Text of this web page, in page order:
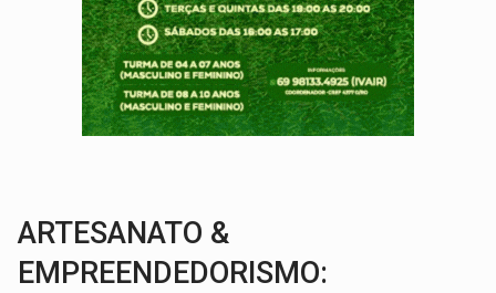
LUDOPATIA:Apostas online começam a afetar produtividade e rotina
REFLORESTAMENTO:Plantar árvores não será mais suficiente para
OVNIS NA LUA:Cientistas alertam para possível base secreta no satélite
ARTESANATO &
EMPREENDEDORISMO: